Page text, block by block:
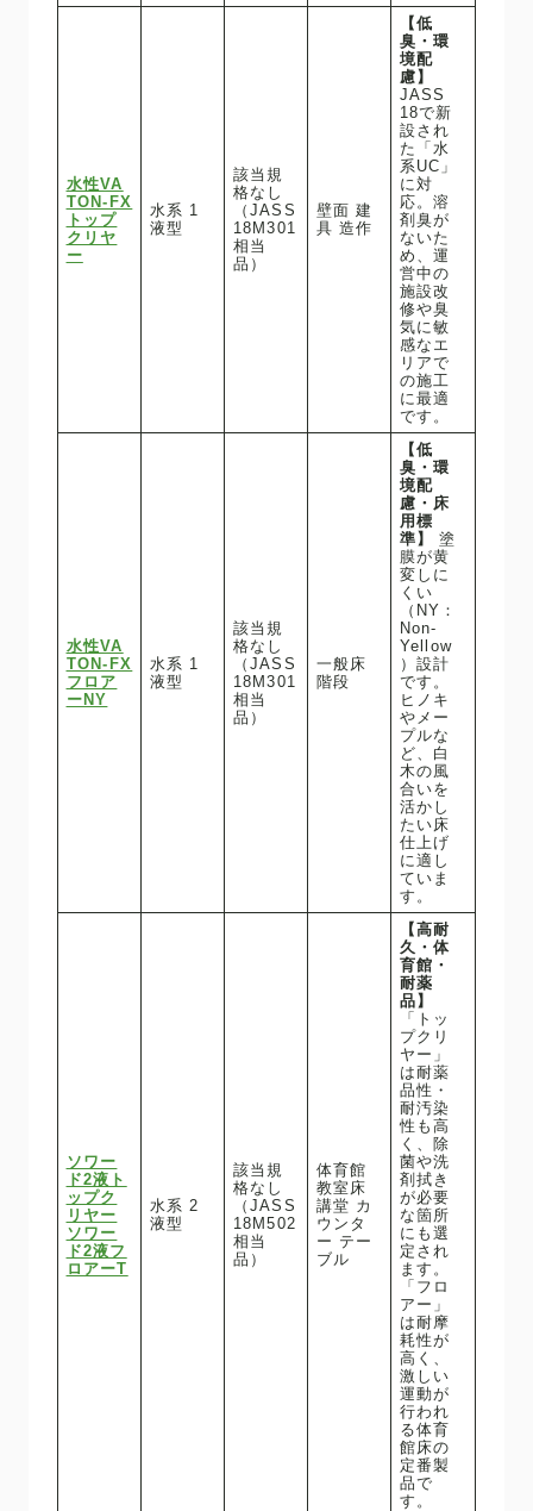
水性VA
TON-FX
トップ
クリヤ
ー
水系 1
液型
該当規
格なし
（JASS
18M301
相当
品）
壁面 建
具 造作
【低
臭・環
境配
慮】
JASS
18で新
設され
た「水
系UC」
に対
応。溶
剤臭が
ないた
め、運
営中の
施設改
修や臭
気に敏
感なエ
リアで
の施工
に最適
です。
水性VA
TON-FX
フロア
ーNY
水系 1
液型
該当規
格なし
（JASS
18M301
相当
品）
一般床
階段
【低
臭・環
境配
慮・床
用標
準】
塗
膜が黄
変しに
くい
（NY：
Non-
Yellow
）設計
です。
ヒノキ
やメー
プルな
ど、白
木の風
合いを
活かし
たい床
仕上げ
に適し
ていま
す。
ソワー
ド2液ト
ップク
リヤー
ソワー
ド2液フ
ロアーT
水系 2
液型
該当規
格なし
（JASS
18M502
相当
品）
体育館
教室床
講堂 カ
ウンタ
ー テー
ブル
【高耐
久・体
育館・
耐薬
品】
「トッ
プクリ
ヤー」
は耐薬
品性・
耐汚染
性も高
く、除
菌や洗
剤拭き
が必要
な箇所
にも選
定され
ます。
「フロ
アー」
は耐摩
耗性が
高く、
激しい
運動が
行われ
る体育
館床の
定番製
品で
す。